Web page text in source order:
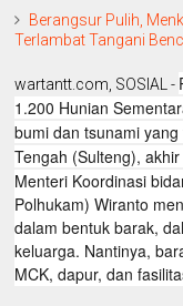
Berangsur Pulih,
Terlambat Tangani
wartantt.com, SOSIAL -
1.200 Hunian
bumi dan tsunami
Tengah (Sulteng),
Menteri Koordinasi
Polhukam) Wiranto
dalam bentuk barak,
keluarga. Nantinya,
MCK, dapur, dan